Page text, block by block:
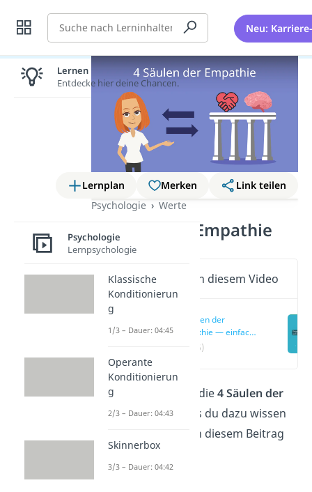
Suche Neu:
Lernplan Merken
Link teilen
Psychologie
Werte
4 Säulen der Empathie
Wichtige Inhalte in diesem Video
4 Säulen der
Empathie — einfach
erklärt
(00:16)
Was sind eigentlich die4 Säulen der
Empathie? Alles, was du dazu wissen
musst, erfährst du in diesem Beitrag
und imVideo
Lernen lohnt sich!
Entdecke hier deine Chancen.
Psychologie
Lernpsychologie
Klassische
Konditionierun
g
1/3 – Dauer: 04:45
Operante
Konditionierun
g
2/3 – Dauer: 04:43
Skinnerbox
3/3 – Dauer: 04:42